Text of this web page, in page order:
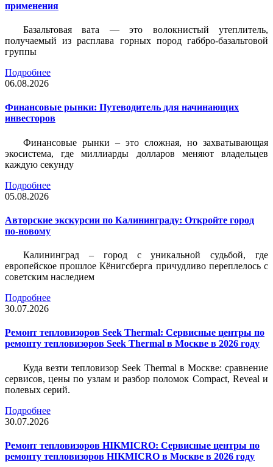
применения
Базальтовая вата — это волокнистый утеплитель,
получаемый из расплава горных пород габбро-базальтовой
группы
Подробнее
06.08.2026
Финансовые рынки: Путеводитель для начинающих
инвесторов
Финансовые рынки – это сложная, но захватывающая
экосистема, где миллиарды долларов меняют владельцев
каждую секунду
Подробнее
05.08.2026
Авторские экскурсии по Калининграду: Откройте город
по-новому
Калининград – город с уникальной судьбой, где
европейское прошлое Кёнигсберга причудливо переплелось с
советским наследием
Подробнее
30.07.2026
Ремонт тепловизоров Seek Thermal: Сервисные центры по
ремонту тепловизоров Seek Thermal в Москве в 2026 году
Куда везти тепловизор Seek Thermal в Москве: сравнение
сервисов, цены по узлам и разбор поломок Compact, Reveal и
полевых серий.
Подробнее
30.07.2026
Ремонт тепловизоров HIKMICRO: Сервисные центры по
ремонту тепловизоров HIKMICRO в Москве в 2026 году